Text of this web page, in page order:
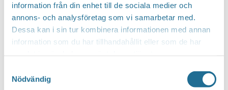
information från din enhet till de sociala medier och
annons- och analysföretag som vi samarbetar med.
Dessa kan i sin tur kombinera informationen med annan
information som du har tillhandahållit eller som de har
Nödvändig